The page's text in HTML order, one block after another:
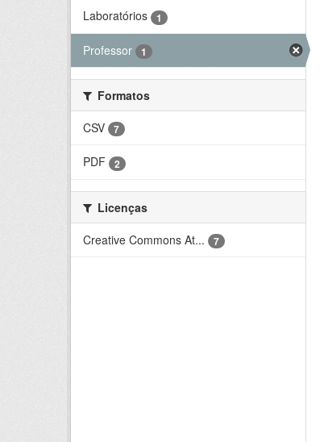
Laboratórios 1
Professor 1
Formatos
CSV
7
PDF 2
Licenças
Creative Commons At...
7